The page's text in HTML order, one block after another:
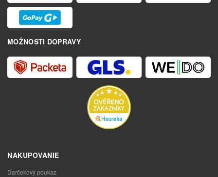
MOŽNOSTI DOPRAVY
NAKUPOVANIE
Darčekový poukaz